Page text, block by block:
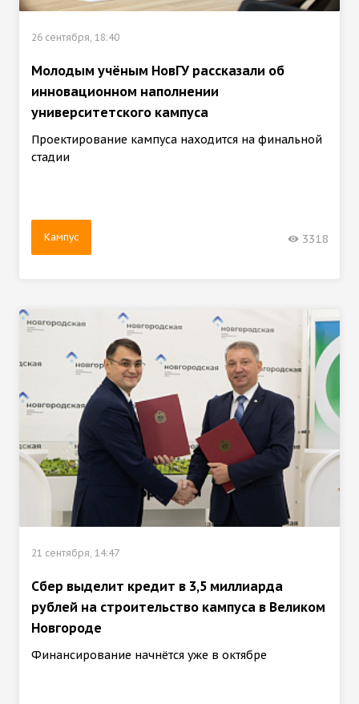
26 сентября, 18:40
Молодым учёным НовГУ рассказали об
инновационном наполнении
университетского кампуса
Проектирование кампуса находится на финальной
стадии
Кампус 3318
21 сентября, 14:47
Сбер выделит кредит в 3,5 миллиарда
рублей на строительство кампуса в Великом
Новгороде
Финансирование начнётся уже в октябре